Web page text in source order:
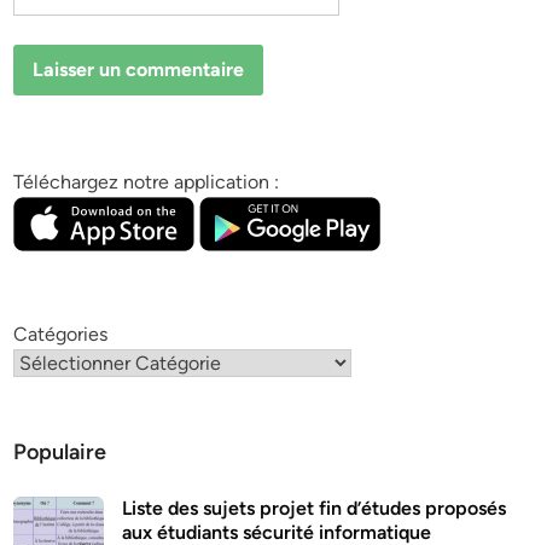
Téléchargez notre application :
Catégories
Populaire
Liste des sujets projet fin d’études proposés
aux étudiants sécurité informatique